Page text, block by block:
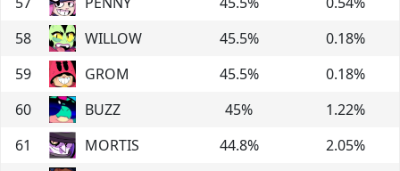
58
WILLOW 45.5% 0.18%
59
GROM 45.5% 0.18%
60
BUZZ 45% 1.22%
61
MORTIS 44.8% 2.05%